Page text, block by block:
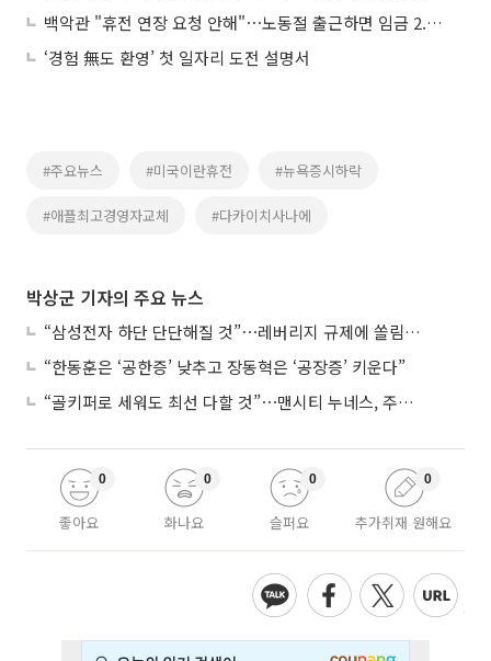
백악관 "휴전 연장 요청 안해"⋯노동절 출근하면 임금 2.5배 外
‘경험 無도 환영’ 첫 일자리 도전 설명서
#주요뉴스 #미국이란휴전 #뉴욕증시하락
#애플최고경영자교체 #다카이치사나에
박상군 기자의 주요 뉴스
“삼성전자 하단 단단해질 것”⋯레버리지 규제에 쏠림 완화
“한동훈은 ‘공한증’ 낮추고 장동혁은 ‘공장증’ 키운다”
“골키퍼로 세워도 최선 다할 것”⋯맨시티 누네스, 주전 경쟁 각오
좋아요
0
화나요
0
슬퍼요
0
추가취재 원해요
0